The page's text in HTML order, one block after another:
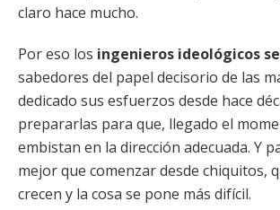
claro hace mucho.
Por eso los ingenieros ideológicos
sabedores del papel decisorio de las
dedicado sus esfuerzos desde hace
prepararlas para que, llegado el
embistan en la dirección adecuada. Y
mejor que comenzar desde chiquitos,
crecen y la cosa se pone más difícil.